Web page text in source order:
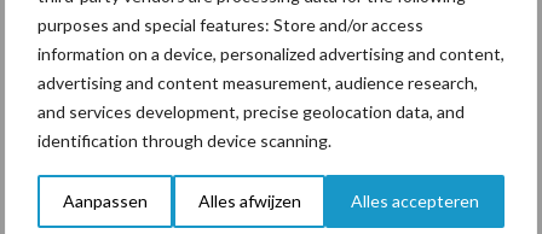
purposes and special features: Store and/or access
information on a device, personalized advertising and content,
advertising and content measurement, audience research,
and services development, precise geolocation data, and
identification through device scanning.
Aanpassen Alles afwijzen Alles accepteren
ForFarmers ziet volume en
marktaandeel groeien in
krimpende Nederlandse
markt
Tien praktische tips voor